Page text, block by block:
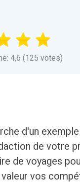
4,6 (125 votes)
d'un
de votre
de voyages
vos